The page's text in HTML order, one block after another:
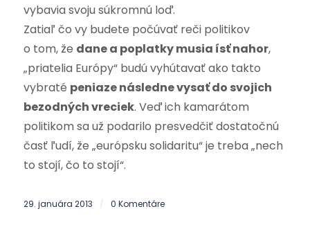
vybavia svoju súkromnú loď.
Zatiaľ čo vy budete počúvať reči politikov
o tom, že dane a poplatky musia ísť nahor,
„priatelia Európy“ budú vyhútavať ako takto
vybraté peniaze následne vysať do svojich
bezodných vreciek. Veď ich kamarátom
politikom sa už podarilo presvedčiť dostatočnú
časť ľudí, že „európsku solidaritu“ je treba „nech
to stojí, čo to stojí“.
29. januára 2013 / 0 Komentáre